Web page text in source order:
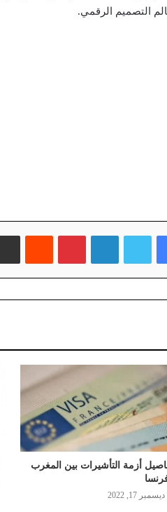
التصميم الرقمي.
فيسبوك تويتر لينكدإن بينتيريست
أزمة التأشيرات بين المغرب
ديسمبر 17, 2022